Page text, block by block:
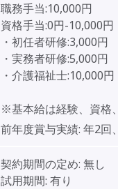
職務手当:10,000円
資格手当:0円-10,000円
・初任者研修:3,000円
・実務者研修:5,000円
・介護福祉士:10,000円
※基本給は経験、資格
前年度賞与実績: 年2回
契約期間の定め: 無し
試用期間: 有り